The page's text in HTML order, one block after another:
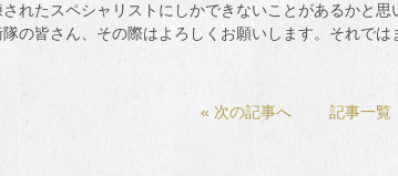
れたスペシャリストにしかできないことがあるかと思
隊の皆さん、その際はよろしくお願いします。それでは
« 次の記事へ 記事一覧